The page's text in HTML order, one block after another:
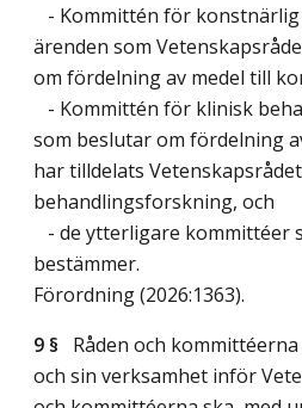
- Kommittén för
ärenden som
om fördelning av medel till
- Kommittén för klinisk
som beslutar om fördelning
har tilldelats
behandlingsforskning, och
- de ytterligare kommittéer
bestämmer.
Förordning (2026:1363).
9 § Råden och
och sin verksamhet inför